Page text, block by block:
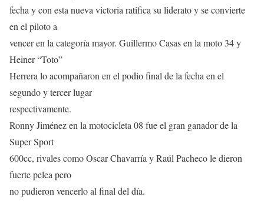
fecha y con esta nueva victoria ratifica su liderato y se convierte
en el piloto a
vencer en la categoría mayor. Guillermo Casas en la moto 34 y
Heiner “Toto”
Herrera lo acompañaron en el podio final de la fecha en el
segundo y tercer lugar
respectivamente.
Ronny Jiménez en la motocicleta 08 fue el gran ganador de la
Super Sport
600cc, rivales como Oscar Chavarría y Raúl Pacheco le dieron
fuerte pelea pero
no pudieron vencerlo al final del día.